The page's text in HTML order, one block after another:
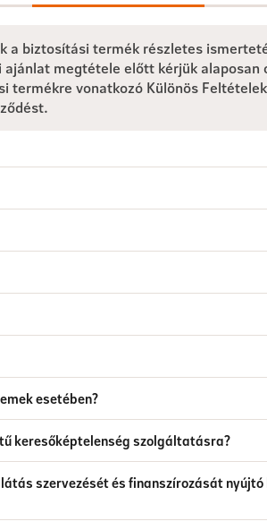
a biztosítási termék részletes
megtétele előtt kérjük alaposan
termékre vonatkozó Különös
esetében?
keresőképtelenség szolgáltatásra?
szervezését és finanszírozását